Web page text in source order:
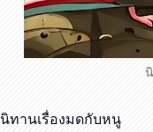
นิทานเรื่องมดกับหนู